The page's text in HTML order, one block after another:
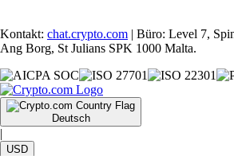
Kontakt: chat.crypto.com | Büro: Level 7,
Ang Borg, St Julians SPK 1000 Malta.
Deutsch
|
USD